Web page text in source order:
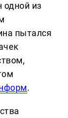
одной из
пытался
.